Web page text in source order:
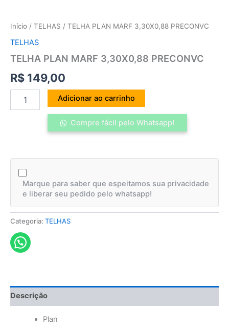
Início / TELHAS / TELHA PLAN MARF 3,30X0,88 PRECONVC
TELHAS
TELHA PLAN MARF 3,30X0,88 PRECONVC
R$ 149,00
Adicionar ao carrinho
Compre fácil pelo Whatsapp!
Marque para saber que espeitamos sua privacidade
e liberar seu pedido pelo whatsapp!
Categoria: TELHAS
Descrição
Plan